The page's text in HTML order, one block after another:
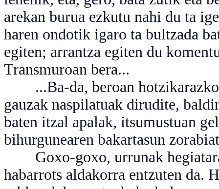
arekan burua ezkutu nahi du ta
haren ondotik igaro ta bultzada
egiten; arrantza egiten du
Transmuroan bera...
...Ba-da, beroan hotzikarazko
gauzak naspilatuak dirudite,
baten itzal apalak, itsumustuan
bihurgunearen bakartasun
Goxo-goxo, urrunak
habarrots aldakorra entzuten da.